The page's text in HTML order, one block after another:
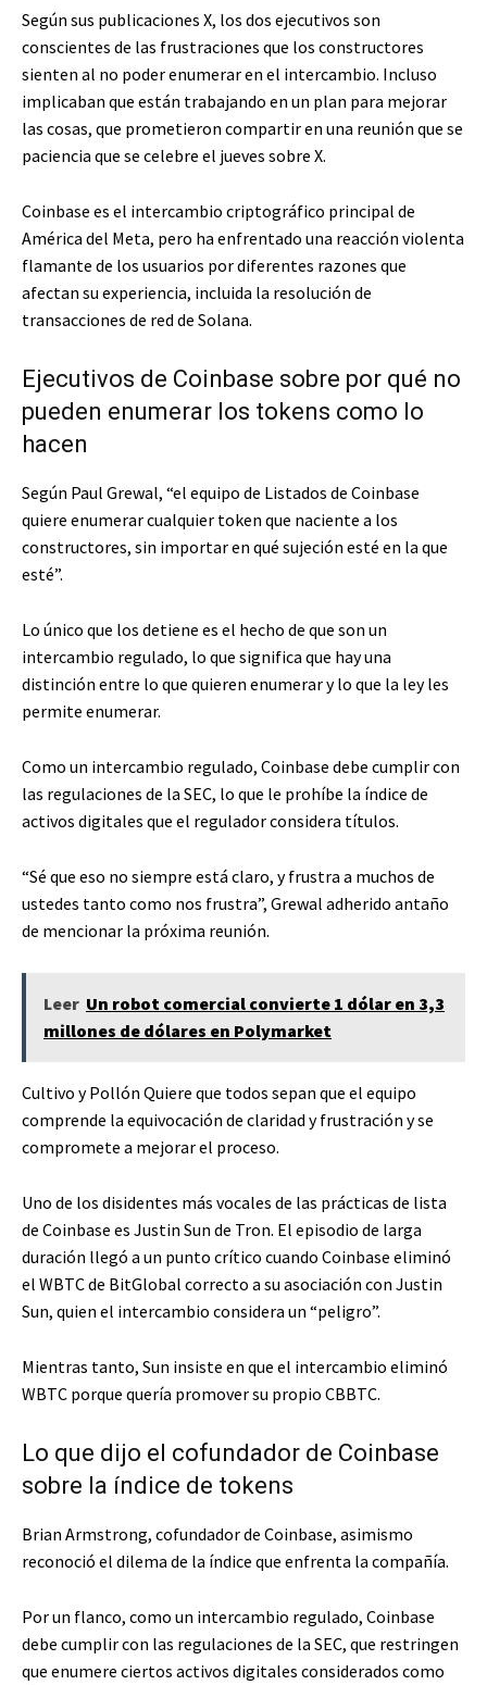
Según sus publicaciones X, los dos ejecutivos son
conscientes de las frustraciones que los constructores
sienten al no poder enumerar en el intercambio. Incluso
implicaban que están trabajando en un plan para mejorar
las cosas, que prometieron compartir en una reunión que se
paciencia que se celebre el jueves sobre X.
Coinbase es el intercambio criptográfico principal de
América del Meta, pero ha enfrentado una reacción violenta
flamante de los usuarios por diferentes razones que
afectan su experiencia, incluida la resolución de
transacciones de red de Solana.
Ejecutivos de Coinbase sobre por qué no
pueden enumerar los tokens como lo
hacen
Según Paul Grewal, “el equipo de Listados de Coinbase
quiere enumerar cualquier token que naciente a los
constructores, sin importar en qué sujeción esté en la que
esté”.
Lo único que los detiene es el hecho de que son un
intercambio regulado, lo que significa que hay una
distinción entre lo que quieren enumerar y lo que la ley les
permite enumerar.
Como un intercambio regulado, Coinbase debe cumplir con
las regulaciones de la SEC, lo que le prohíbe la índice de
activos digitales que el regulador considera títulos.
“Sé que eso no siempre está claro, y frustra a muchos de
ustedes tanto como nos frustra”, Grewal adherido antaño
de mencionar la próxima reunión.
Leer Un robot comercial convierte 1 dólar en 3,3
millones de dólares en Polymarket
Cultivo yPollón Quiere que todos sepan que el equipo
comprende la equivocación de claridad y frustración y se
compromete a mejorar el proceso.
Uno de los disidentes más vocales de las prácticas de lista
de Coinbase es Justin Sun de Tron. El episodio de larga
duración llegó a un punto crítico cuando Coinbase eliminó
el WBTC de BitGlobal correcto a su asociación con Justin
Sun, quien el intercambio considera un “peligro”.
Mientras tanto, Sun insiste en que el intercambio eliminó
WBTC porque quería promover su propio CBBTC.
Lo que dijo el cofundador de Coinbase
sobre la índice de tokens
Brian Armstrong, cofundador de Coinbase, asimismo
reconoció el dilema de la índice que enfrenta la compañía.
Por un flanco, como un intercambio regulado, Coinbase
debe cumplir con las regulaciones de la SEC, que restringen
que enumere ciertos activos digitales considerados como